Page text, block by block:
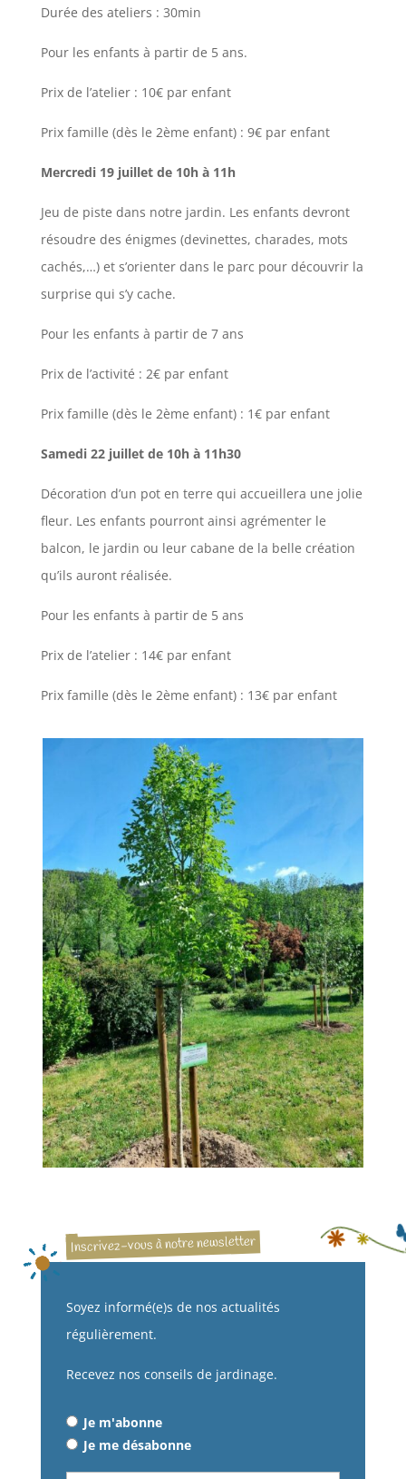
Durée des ateliers : 30min
Pour les enfants à partir de 5 ans.
Prix de l’atelier : 10€ par enfant
Prix famille (dès le 2ème enfant) : 9€ par enfant
Mercredi 19 juillet de 10h à 11h
Jeu de piste dans notre jardin. Les enfants devront
résoudre des énigmes (devinettes, charades, mots
cachés,…) et s’orienter dans le parc pour découvrir la
surprise qui s’y cache.
Pour les enfants à partir de 7 ans
Prix de l’activité : 2€ par enfant
Prix famille (dès le 2ème enfant) : 1€ par enfant
Samedi 22 juillet de 10h à 11h30
Décoration d’un pot en terre qui accueillera une jolie
fleur. Les enfants pourront ainsi agrémenter le
balcon, le jardin ou leur cabane de la belle création
qu’ils auront réalisée.
Pour les enfants à partir de 5 ans
Prix de l’atelier : 14€ par enfant
Prix famille (dès le 2ème enfant) : 13€ par enfant
Inscrivez-vous à notre newsletter
Soyez informé(e)s de nos actualités
régulièrement.
Recevez nos conseils de jardinage.
Je m'abonne
Je me désabonne